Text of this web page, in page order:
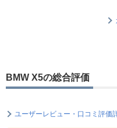
BMW X5の総合評価
ユーザーレビュー・口コミ評価